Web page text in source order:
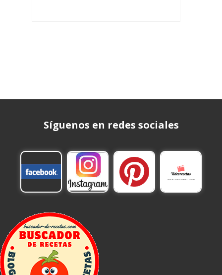
Síguenos en redes sociales